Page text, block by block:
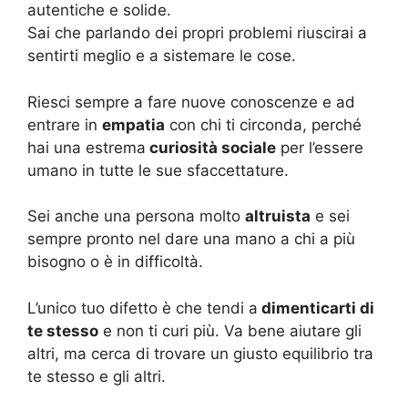
autentiche e solide.
Sai che parlando dei propri problemi riuscirai a
sentirti meglio e a sistemare le cose.
Riesci sempre a fare nuove conoscenze e ad
entrare in empatia con chi ti circonda, perché
hai una estrema curiosità sociale per l’essere
umano in tutte le sue sfaccettature.
Sei anche una persona molto altruista e sei
sempre pronto nel dare una mano a chi a più
bisogno o è in difficoltà.
L’unico tuo difetto è che tendi a dimenticarti di
te stesso e non ti curi più. Va bene aiutare gli
altri, ma cerca di trovare un giusto equilibrio tra
te stesso e gli altri.